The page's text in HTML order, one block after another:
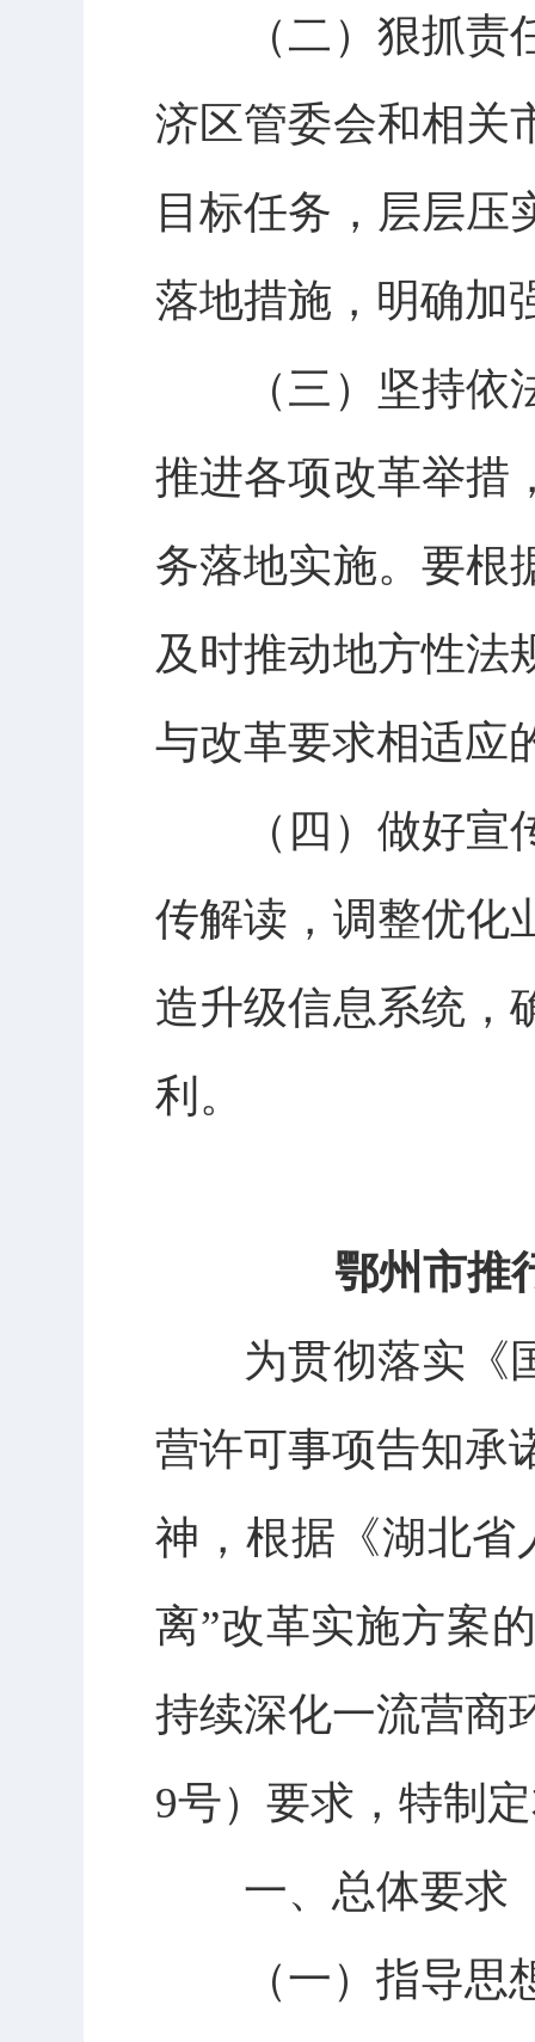
（二）狠抓责任
济区管委会和相关
目标任务，层层压
落地措施，明确加
（三）坚持依法
推进各项改革举措
务落地实施。要根
及时推动地方性法
与改革要求相适应
（四）做好宣传
传解读，调整优化
造升级信息系统，
利。
鄂州市推
为贯彻落实《国
营许可事项告知承
神，根据《湖北省
离”改革实施方案
持续深化一流营商
9号）要求，特制
一、总体要求
（一）指导思